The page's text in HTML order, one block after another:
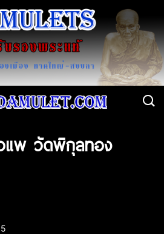
แพ วัดพิกุลทอง